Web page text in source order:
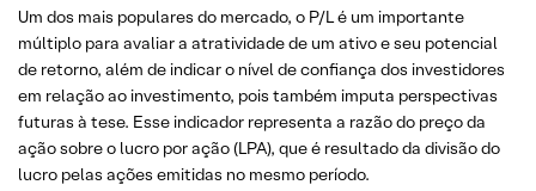
Um dos mais populares do mercado, o P/L é um importante
múltiplo para avaliar a atratividade de um ativo e seu potencial
de retorno, além de indicar o nível de confiança dos investidores
em relação ao investimento, pois também imputa perspectivas
futuras à tese. Esse indicador representa a razão do preço da
ação sobre o lucro por ação (LPA), que é resultado da divisão do
lucro pelas ações emitidas no mesmo período.